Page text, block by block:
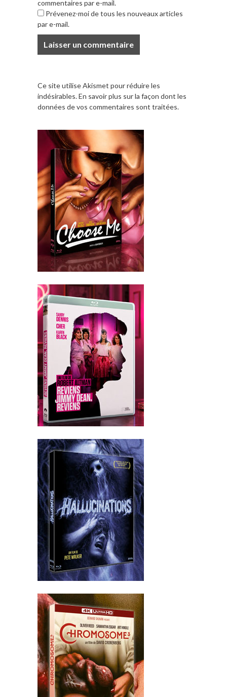
commentaires par e-mail.
Prévenez-moi de tous les nouveaux articles
par e-mail.
Ce site utilise Akismet pour réduire les
indésirables.En savoir plus sur la façon dont les
données de vos commentaires sont traitées.